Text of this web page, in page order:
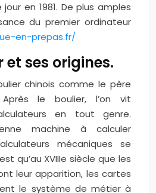
en 1981. De plus amples
du premier ordinateur
en-prepas.fr/
et ses origines.
chinois comme le père
le boulier, l’on vit
en tout genre.
machine à calculer
mécaniques se
qu’au XVIIIe siècle que les
leur apparition, les cartes
le système de métier à